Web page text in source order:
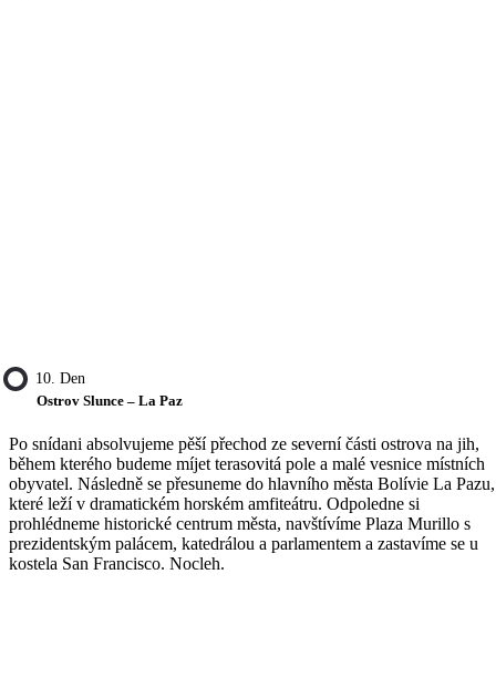
10. Den
Ostrov Slunce – La Paz
Po snídani absolvujeme pěší přechod ze severní části ostrova na jih,
během kterého budeme míjet terasovitá pole a malé vesnice místních
obyvatel. Následně se přesuneme do hlavního města Bolívie La Pazu,
které leží v dramatickém horském amfiteátru. Odpoledne si
prohlédneme historické centrum města, navštívíme Plaza Murillo s
prezidentským palácem, katedrálou a parlamentem a zastavíme se u
kostela San Francisco. Nocleh.